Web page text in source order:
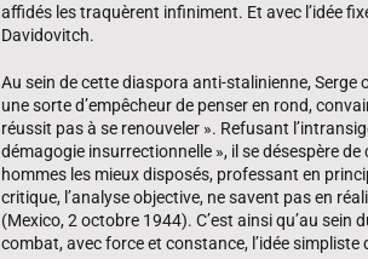
affidés les traquèrent infiniment. Et avec l’idée
Davidovitch.
Au sein de cette diaspora anti-stalinienne, Serge
une sorte d’empêcheur de penser en rond,
réussit pas à se renouveler ». Refusant
démagogie insurrectionnelle », il se désespère
hommes les mieux disposés, professant en
critique, l’analyse objective, ne savent pas en
(Mexico, 2 octobre 1944). C’est ainsi qu’au sein
combat, avec force et constance, l’idée